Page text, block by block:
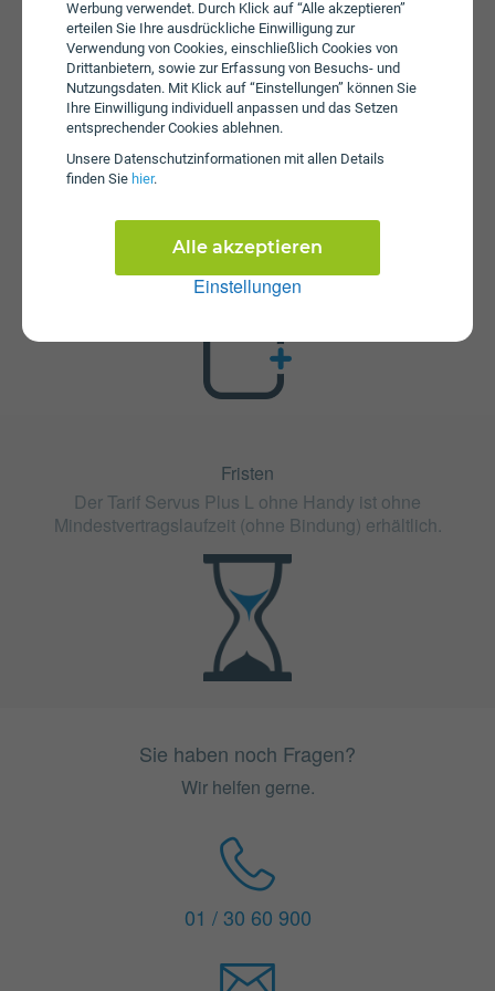
Werbung verwendet. Durch Klick auf “Alle akzeptieren”
erteilen Sie Ihre ausdrückliche Einwilligung zur
Verwendung von Cookies, einschließlich Cookies von
Drittanbietern, sowie zur Erfassung von Besuchs- und
Nutzungsdaten. Mit Klick auf “Einstellungen” können Sie
Ihre Einwilligung individuell anpassen und das Setzen
entsprechender Cookies ablehnen.
Unsere Daten­schutz­informationen mit allen Details
finden Sie hier.
Einstellungen
Alle akzeptieren
Zusatzpakete
Zusatzangeboten erweiterbar. Mehr über kombinierbare
Zusatzprodukte erfahren Sie in unserm Handytarif-
anderen Angeboten kombinieren.
Fristen
Der Tarif Servus Plus L ohne Handy ist ohne
Mindestvertragslaufzeit (ohne Bindung) erhältlich.
Sie haben noch Fragen?
Wir helfen gerne.
01 / 30 60 900